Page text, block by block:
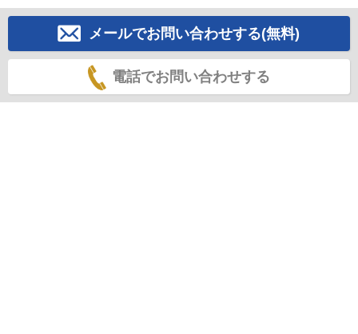
メールでお問い合わせする(無料)
電話でお問い合わせする